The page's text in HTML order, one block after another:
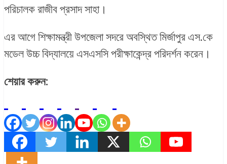
পরিচালক রাজীব প্রসাদ সাহা।
এর আগে শিক্ষামন্ত্রী উপজেলা সদরে অবস্থিত মির্জাপুর এস.কে
মডেল উচ্চ বিদ্যালয়ে এসএসসি পরীক্ষাকেন্দ্র পরিদর্শন করেন।
শেয়ার করুন: